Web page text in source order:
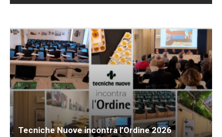
Tecniche Nuove incontra l’Ordine 2026